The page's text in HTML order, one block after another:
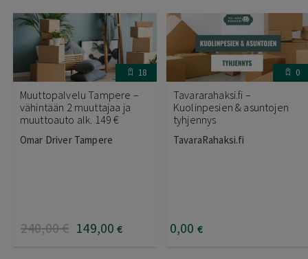
18
Muuttopalvelu Tampere –
vähintään 2 muuttajaa ja
muuttoauto alk. 149 €
Omar Driver Tampere
240,00€ 149,00 €
0
Tavararahaksi.fi –
Kuolinpesien & asuntojen
tyhjennys
TavaraRahaksi.fi
0,00 €